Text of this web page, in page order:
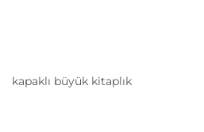
kapaklı büyük kitaplık